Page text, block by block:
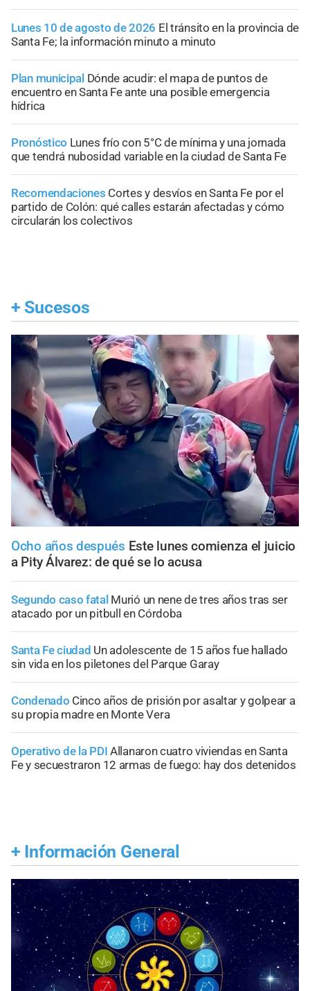
Lunes 10 de agosto de 2026 El tránsito en la provincia de
Santa Fe; la información minuto a minuto
Plan municipal Dónde acudir: el mapa de puntos de
encuentro en Santa Fe ante una posible emergencia
hídrica
Pronóstico Lunes frío con 5°C de mínima y una jornada
que tendrá nubosidad variable en la ciudad de Santa Fe
Recomendaciones Cortes y desvíos en Santa Fe por el
partido de Colón: qué calles estarán afectadas y cómo
circularán los colectivos
+ Sucesos
Ocho años después Este lunes comienza el juicio
a Pity Álvarez: de qué se lo acusa
Segundo caso fatal Murió un nene de tres años tras ser
atacado por un pitbull en Córdoba
Santa Fe ciudad Un adolescente de 15 años fue hallado
sin vida en los piletones del Parque Garay
Condenado Cinco años de prisión por asaltar y golpear a
su propia madre en Monte Vera
Operativo de la PDI Allanaron cuatro viviendas en Santa
Fe y secuestraron 12 armas de fuego: hay dos detenidos
+ Información General